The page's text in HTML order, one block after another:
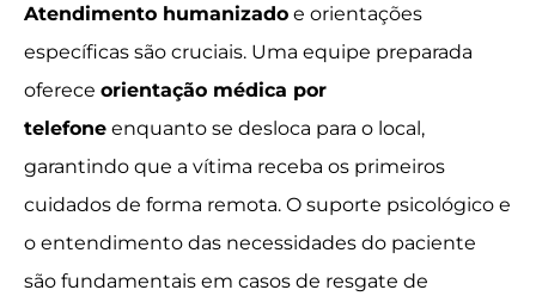
Atendimento humanizado e orientações
específicas são cruciais. Uma equipe preparada
oferece orientação médica por
telefone enquanto se desloca para o local,
garantindo que a vítima receba os primeiros
cuidados de forma remota. O suporte psicológico e
o entendimento das necessidades do paciente
são fundamentais em casos de resgate de